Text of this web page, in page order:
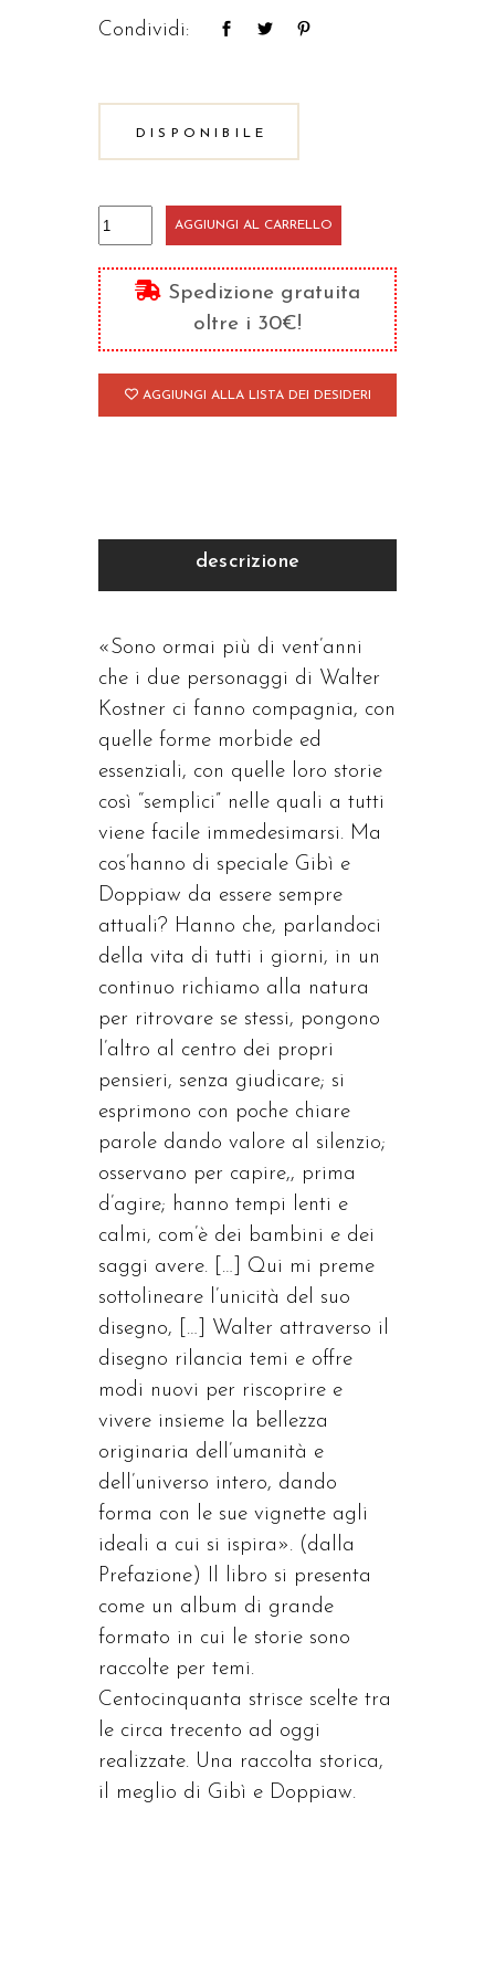
Condividi:
DISPONIBILE
Gibì
e
Doppiaw
quantità
AGGIUNGI AL CARRELLO
Spedizione gratuita
oltre i 30€!
AGGIUNGI ALLA LISTA DEI DESIDERI
descrizione
«Sono ormai più di vent’anni
che i due personaggi di Walter
Kostner ci fanno compagnia, con
quelle forme morbide ed
essenziali, con quelle loro storie
così “semplici” nelle quali a tutti
viene facile immedesimarsi. Ma
cos’hanno di speciale Gibì e
Doppiaw da essere sempre
attuali? Hanno che, parlandoci
della vita di tutti i giorni, in un
continuo richiamo alla natura
per ritrovare se stessi, pongono
l’altro al centro dei propri
pensieri, senza giudicare; si
esprimono con poche chiare
parole dando valore al silenzio;
osservano per capire,, prima
d’agire; hanno tempi lenti e
calmi, com’è dei bambini e dei
saggi avere. […] Qui mi preme
sottolineare l’unicità del suo
disegno, […] Walter attraverso il
disegno rilancia temi e offre
modi nuovi per riscoprire e
vivere insieme la bellezza
originaria dell’umanità e
dell’universo intero, dando
forma con le sue vignette agli
ideali a cui si ispira». (dalla
Prefazione) Il libro si presenta
come un album di grande
formato in cui le storie sono
raccolte per temi.
Centocinquanta strisce scelte tra
le circa trecento ad oggi
realizzate. Una raccolta storica,
il meglio di Gibì e Doppiaw.